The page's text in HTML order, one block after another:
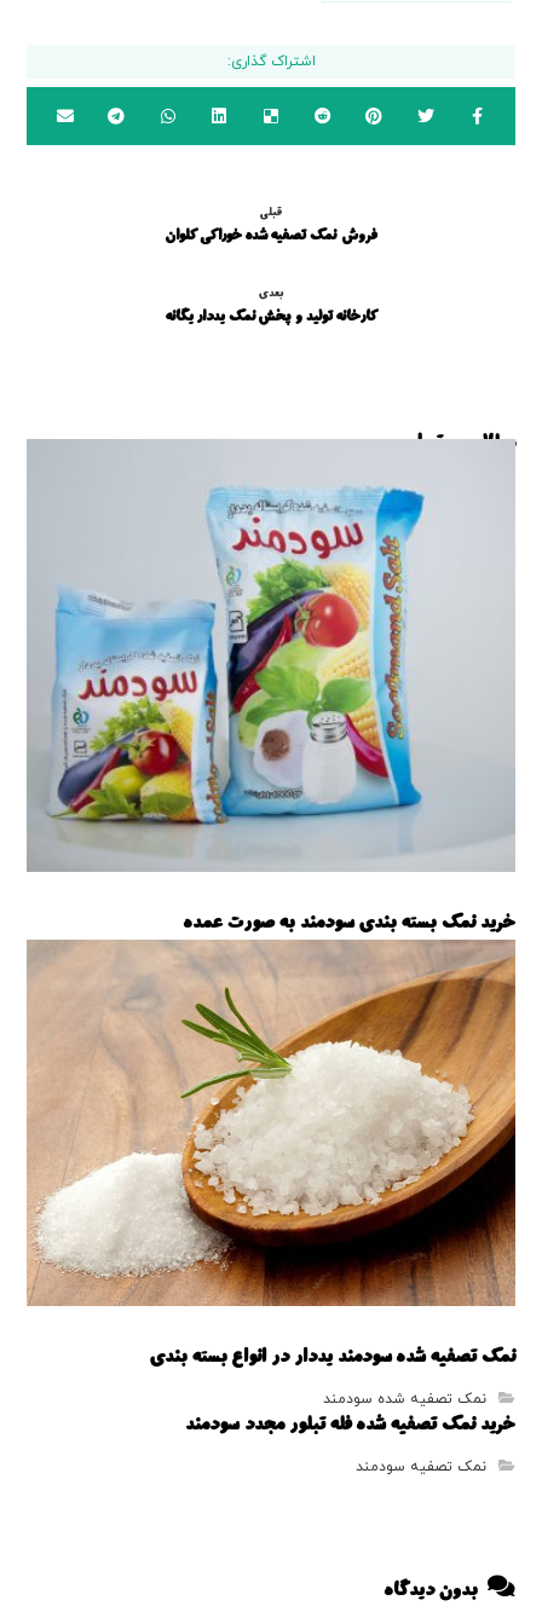
قبلی
فروش نمک تصفیه شده خوراکی کلوان
بعدی
کارخانه تولید و پخش نمک یددار یگانه
مطالب مرتبط ...
خرید نمک بسته بندی سودمند به صورت عمده
نمک بسته بندی سودمند
نمک تصفیه شده سودمند یددار در انواع بسته بندی
نمک تصفیه شده سودمند
خرید نمک تصفیه شده فله تبلور مجدد سودمند
نمک تصفیه سودمند
بدون دیدگاه